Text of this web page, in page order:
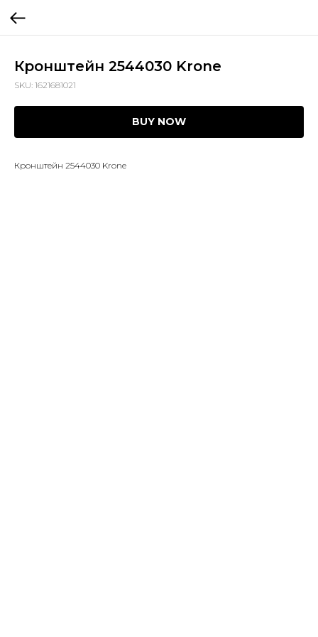
Кронштейн 2544030 Krone
SKU: 1621681021
BUY NOW
Кронштейн 2544030 Krone